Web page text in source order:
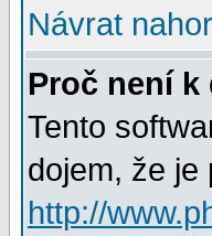
Návrat
Proč není
Tento
dojem, že je
http://